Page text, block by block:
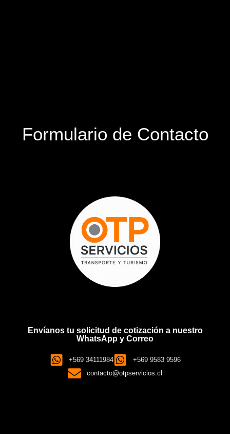
Formulario de Contacto
Envíanos tu solicitud de cotización a nuestro
WhatsApp y Correo
+569 34111984
+569 9583 9596
contacto@otpservicios.cl